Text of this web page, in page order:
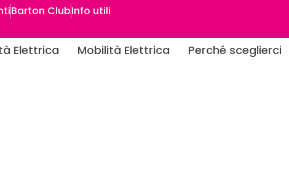
Barton ClubInfo utili
Elettrica Mobilità Elettrica Perché sceglierci